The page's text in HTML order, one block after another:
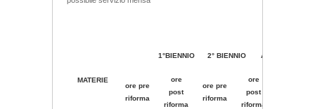
MATERIE
1°BIENNIO 2° BIENNIO ANNO QUINTO
ore pre
riforma
ore
post
riforma
ore pre
riforma
ore
post
riforma